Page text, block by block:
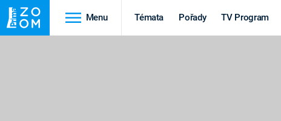
Menu Témata Pořady TV Program